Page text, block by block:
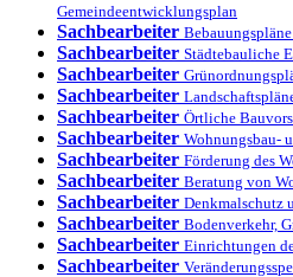
Gemeindeentwicklungsplan
Sachbearbeiter
Sachbearbeiter Städtebauliche
Sachbearbeiter
Sachbearbeiter
Sachbearbeiter Örtliche
Sachbearbeiter Wohnungsbau-
Sachbearbeiter Förderung des
Sachbearbeiter Beratung von
Sachbearbeiter Denkmalschutz
Sachbearbeiter Bodenverkehr,
Sachbearbeiter Einrichtungen
Sachbearbeiter